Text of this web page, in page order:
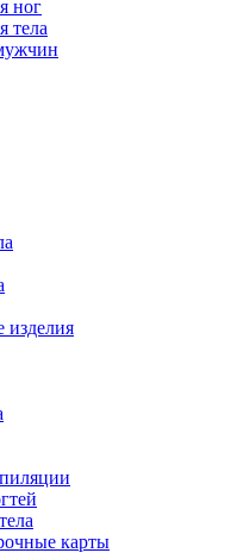
ног
тела
изделия
карты